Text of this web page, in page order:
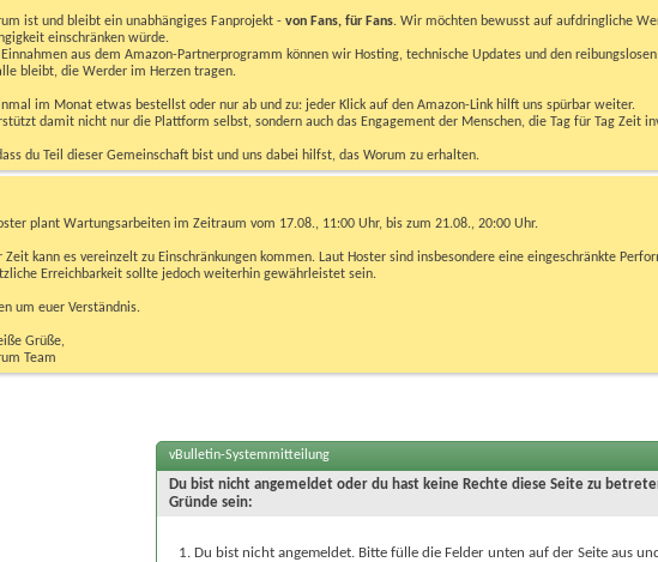
ist und bleibt ein unabhängiges Fanprojekt - von Fans, für Fans. Wir möchten bewusst auf aufdringliche
einschränken würde.
aus dem Amazon-Partnerprogramm können wir Hosting, technische Updates und den
bleibt, die Werder im Herzen tragen.
im Monat etwas bestellst oder nur ab und zu: jeder Klick auf den Amazon-Link hilft uns spürbar weiter.
damit nicht nur die Plattform selbst, sondern auch das Engagement der Menschen, die Tag für Tag Zeit
du Teil dieser Gemeinschaft bist und uns dabei hilfst, das Worum zu erhalten.
plant Wartungsarbeiten im Zeitraum vom 17.08., 11:00 Uhr, bis zum 21.08., 20:00 Uhr.
Zeit kann es vereinzelt zu Einschränkungen kommen. Laut Hoster sind insbesondere eine eingeschränkte
Erreichbarkeit sollte jedoch weiterhin gewährleistet sein.
um euer Verständnis.
Grüße,
Team
vBulletin-Systemmitteilung
Du bist nicht angemeldet oder du hast keine Rechte diese Seite zu
Gründe sein:
Du bist nicht angemeldet. Bitte fülle die Felder unten auf der Seite aus